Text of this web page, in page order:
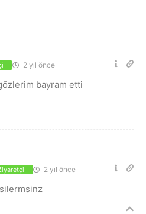
2 yıl önce
bayram etti
2 yıl önce
silermsinz